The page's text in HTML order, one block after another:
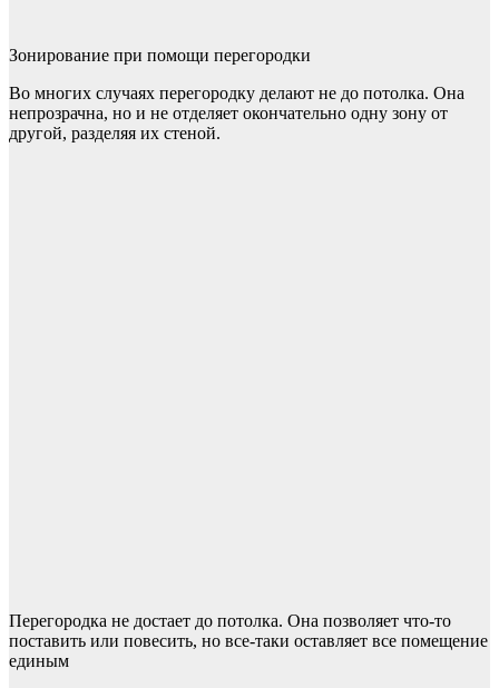
Зонирование при помощи перегородки
Во многих случаях перегородку делают не до потолка. Она
непрозрачна, но и не отделяет окончательно одну зону от
другой, разделяя их стеной.
Перегородка не достает до потолка. Она позволяет что-то
поставить или повесить, но все-таки оставляет все помещение
единым